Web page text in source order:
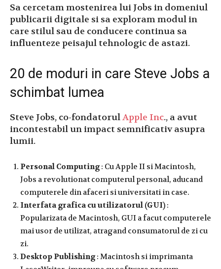
Sa cercetam mostenirea lui Jobs in domeniul
publicarii digitale si sa exploram modul in
care stilul sau de conducere continua sa
influenteze peisajul tehnologic de astazi.
20 de moduri in care Steve Jobs a
schimbat lumea
Steve Jobs, co-fondatorulApple Inc., a avut
incontestabil un impact semnificativ asupra
lumii.
Personal Computing : Cu Apple II si Macintosh,
Jobs a revolutionat computerul personal, aducand
computerele din afaceri si universitati in case.
Interfata grafica cu utilizatorul (GUI) :
Popularizata de Macintosh, GUI a facut computerele
mai usor de utilizat, atragand consumatorul de zi cu
zi.
Desktop Publishing : Macintosh si imprimanta